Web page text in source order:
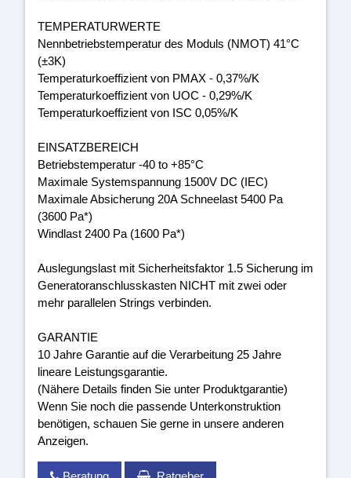
TEMPERATURWERTE
Nennbetriebstemperatur des Moduls (NMOT) 41°C
(±3K)
Temperaturkoeffizient von PMAX - 0,37%/K
Temperaturkoeffizient von UOC - 0,29%/K
Temperaturkoeffizient von ISC 0,05%/K
EINSATZBEREICH
Betriebstemperatur -40 to +85°C
Maximale Systemspannung 1500V DC (IEC)
Maximale Absicherung 20A Schneelast 5400 Pa
(3600 Pa*)
Windlast 2400 Pa (1600 Pa*)
Auslegungslast mit Sicherheitsfaktor 1.5 Sicherung im
Generatoranschlusskasten NICHT mit zwei oder
mehr parallelen Strings verbinden.
GARANTIE
10 Jahre Garantie auf die Verarbeitung 25 Jahre
lineare Leistungsgarantie.
(Nähere Details finden Sie unter Produktgarantie)
Wenn Sie noch die passende Unterkonstruktion
benötigen, schauen Sie gerne in unsere anderen
Anzeigen.